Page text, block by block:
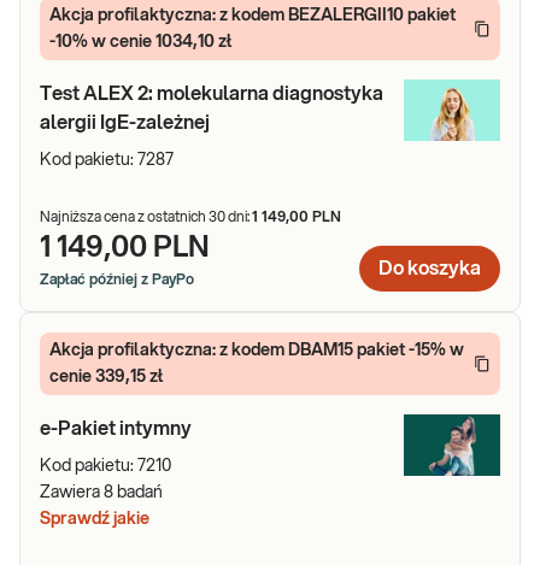
Akcja profilaktyczna: z kodem BEZALERGII10 pakiet
-10% w cenie 1034,10 zł
Test ALEX 2: molekularna diagnostyka
alergii IgE-zależnej
Kod pakietu: 7287
Najniższa cena z ostatnich 30 dni:1 149,00 PLN
1 149,00 PLN
Zapłać później z PayPo
Do koszyka
Akcja profilaktyczna: z kodem DBAM15 pakiet -15% w
cenie 339,15 zł
e-Pakiet intymny
Kod pakietu: 7210
Zawiera 8 badań
Sprawdź jakie